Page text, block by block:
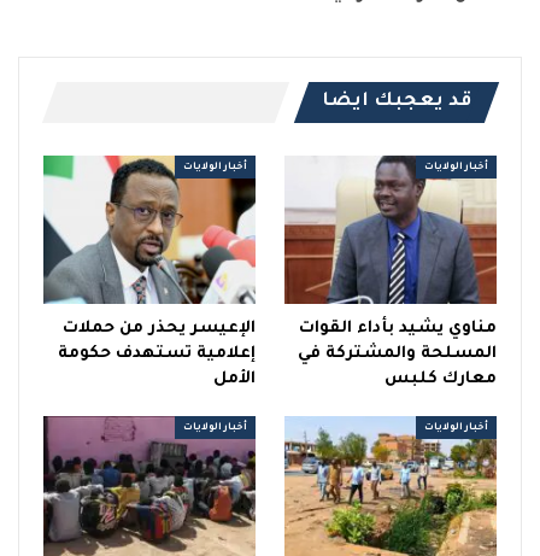
قد يعجبك ايضا
أخبار الولايات
مناوي يشيد بأداء القوات
المسلحة والمشتركة في
معارك كلبس
أخبار الولايات
الإعيسر يحذر من حملات
إعلامية تستهدف حكومة
الأمل
أخبار الولايات أخبار الولايات